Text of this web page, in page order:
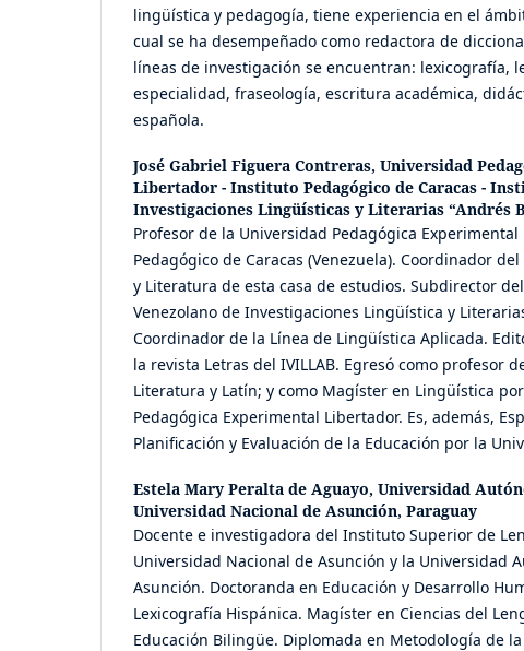
lingüística y pedagogía, tiene experiencia en el
cual se ha desempeñado como redactora de
líneas de investigación se encuentran: lexicografía,
especialidad, fraseología, escritura académica,
española.
José Gabriel Figuera Contreras, Universidad
Libertador - Instituto Pedagógico de Caracas -
Investigaciones Lingüísticas y Literarias “Andrés
Profesor de la Universidad Pedagógica
Pedagógico de Caracas (Venezuela). Coordinador
y Literatura de esta casa de estudios. Subdirector
Venezolano de Investigaciones Lingüística y
Coordinador de la Línea de Lingüística Aplicada.
la revista Letras del IVILLAB. Egresó como profesor
Literatura y Latín; y como Magíster en Lingüística
Pedagógica Experimental Libertador. Es, además,
Planificación y Evaluación de la Educación por la
Estela Mary Peralta de Aguayo, Universidad
Universidad Nacional de Asunción, Paraguay
Docente e investigadora del Instituto Superior de
Universidad Nacional de Asunción y la Universidad
Asunción. Doctoranda en Educación y Desarrollo
Lexicografía Hispánica. Magíster en Ciencias del
Educación Bilingüe. Diplomada en Metodología de